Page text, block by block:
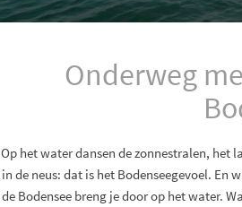
Onderweg
Op het water dansen de zonnestralen, het
in de neus: dat is het Bodenseegevoel. En
de Bodensee breng je door op het water.